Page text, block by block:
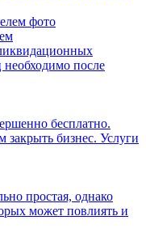
необходимо после
бесплатно.
бизнес. Услуги
простая, однако
может повлиять и